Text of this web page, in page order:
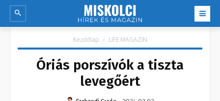
Kezdőlap LIFE MAGAZIN
Óriás porszívók a tiszta
levegőért